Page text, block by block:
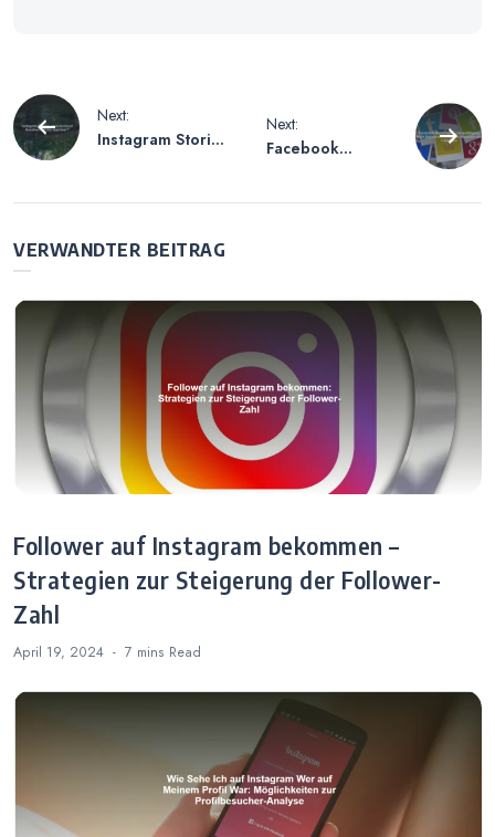
Beitragsnavigation
Next:
Instagram Stories
Next:
Facebook
VERWANDTER BEITRAG
Follower auf Instagram bekommen –
Strategien zur Steigerung der Follower-
Zahl
April 19, 2024 7 mins Read